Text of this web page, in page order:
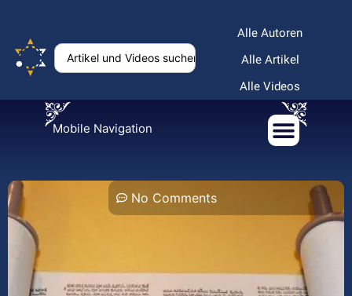
Alle Autoren
Alle Artikel
Alle Videos
Mobile Navigation
No Comments